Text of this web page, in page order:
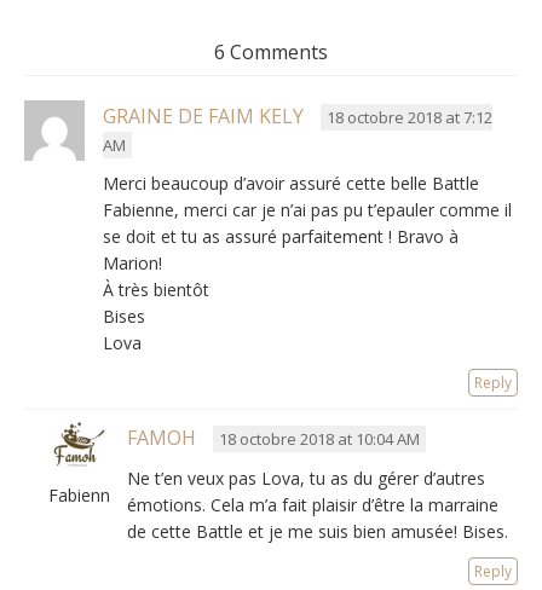
6 Comments
GRAINE DE FAIM KELY
18 octobre 2018 at 7:12
AM
Merci beaucoup d’avoir assuré cette belle Battle
Fabienne, merci car je n’ai pas pu t’epauler comme il
se doit et tu as assuré parfaitement ! Bravo à
Marion!
À très bientôt
Bises
Lova
Reply
Fabienne
FAMOH 18 octobre 2018 at 10:04 AM
Ne t’en veux pas Lova, tu as du gérer d’autres
émotions. Cela m’a fait plaisir d’être la marraine
de cette Battle et je me suis bien amusée! Bises.
Reply